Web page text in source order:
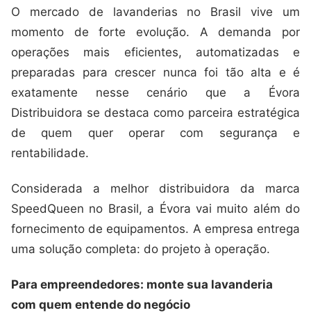
O mercado de lavanderias no Brasil vive um
momento de forte evolução. A demanda por
operações mais eficientes, automatizadas e
preparadas para crescer nunca foi tão alta e é
exatamente nesse cenário que a Évora
Distribuidora se destaca como parceira estratégica
de quem quer operar com segurança e
rentabilidade.
Considerada a melhor distribuidora da marca
SpeedQueen no Brasil, a Évora vai muito além do
fornecimento de equipamentos. A empresa entrega
uma solução completa: do projeto à operação.
Para empreendedores: monte sua lavanderia
com quem entende do negócio